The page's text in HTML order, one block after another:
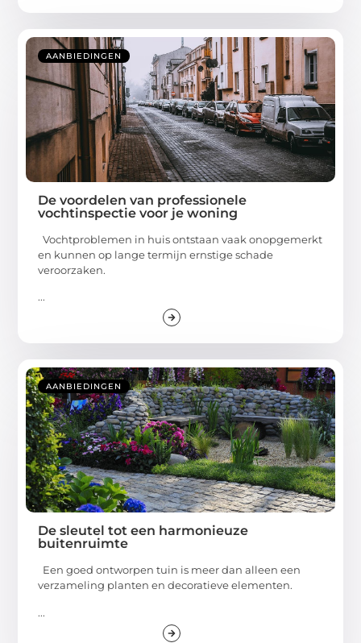
AANBIEDINGEN
De voordelen van professionele
vochtinspectie voor je woning
Vochtproblemen in huis ontstaan vaak onopgemerkt
en kunnen op lange termijn ernstige schade
veroorzaken.
...
AANBIEDINGEN
De sleutel tot een harmonieuze
buitenruimte
Een goed ontworpen tuin is meer dan alleen een
verzameling planten en decoratieve elementen.
...